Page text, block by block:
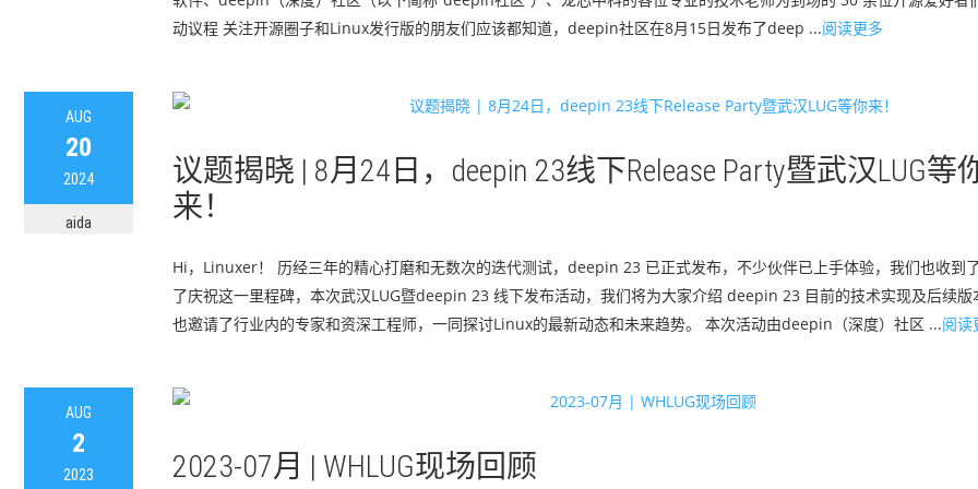
动议程 关注开源圈子和Linux发行版的朋友们应该都知道，deepin社区在8月15日发布了deep ...阅读更多
AUG
20
2024
aida
议题揭晓 | 8月24日，deepin 23线下Release Party暨武汉LUG等
来！
Hi，Linuxer！ 历经三年的精心打磨和无数次的迭代测试，deepin 23 已正式发布，不少伙伴已上手体验，我们也收到
了庆祝这一里程碑，本次武汉LUG暨deepin 23 线下发布活动，我们将为大家介绍 deepin 23 目前的技术实现及后续版
也邀请了行业内的专家和资深工程师，一同探讨Linux的最新动态和未来趋势。 本次活动由deepin（深度）社区 ...阅读
AUG
2
2023 2023-07月 | WHLUG现场回顾